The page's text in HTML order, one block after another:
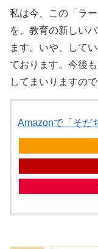
私は今、この「ラ
を、教育の新しい
ます。いや、して
ております。今後
してまいりますの
Amazonで「そだ